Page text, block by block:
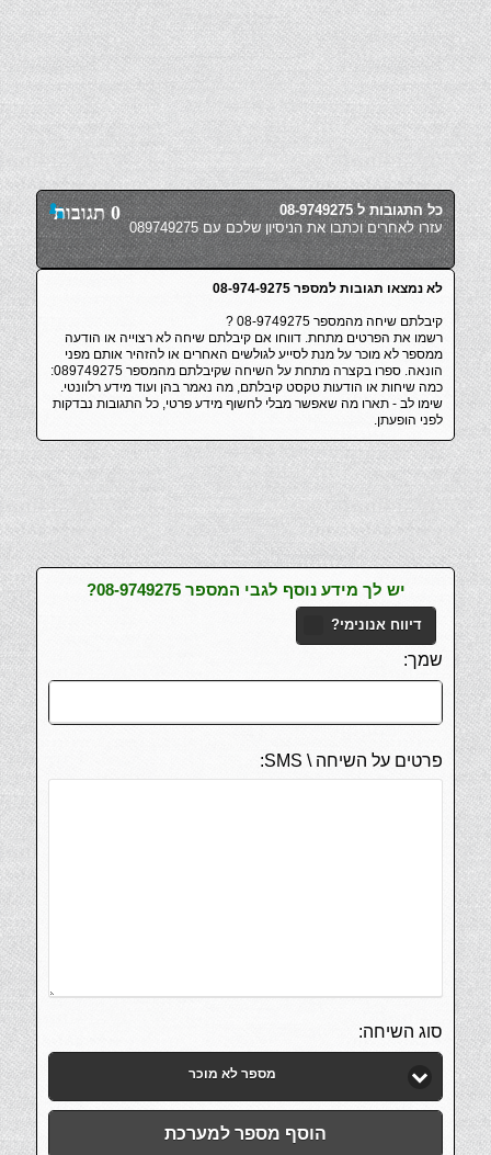
0 תגובות
כל התגובות ל 08-9749275
עזרו לאחרים וכתבו את הניסיון שלכם עם 089749275
לא נמצאו תגובות למספר 08-974-9275
קיבלתם שיחה מהמספר 08-9749275 ?
רשמו את הפרטים מתחת. דווחו אם קיבלתם שיחה לא רצוייה או הודעה
ממספר לא מוכר על מנת לסייע לגולשים האחרים או להזהיר אותם מפני
הונאה. ספרו בקצרה מתחת על השיחה שקיבלתם מהמספר 089749275:
כמה שיחות או הודעות טקסט קיבלתם, מה נאמר בהן ועוד מידע רלוונטי.
שימו לב - תארו מה שאפשר מבלי לחשוף מידע פרטי, כל התגובות נבדקות
לפני הופעתן.
יש לך מידע נוסף לגבי המספר 08-9749275?
דיווח אנונימי?
שמך:
פרטים על השיחה \ SMS:
סוג השיחה:
מספר לא מוכר
הוסף מספר למערכת